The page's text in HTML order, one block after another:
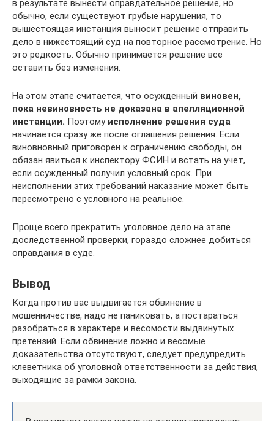
в результате вынести оправдательное решение, но
обычно, если существуют грубые нарушения, то
вышестоящая инстанция выносит решение отправить
дело в нижестоящий суд на повторное рассмотрение. Но
это редкость. Обычно принимается решение все
оставить без изменения.
На этом этапе считается, что осужденный виновен,
пока невиновность не доказана в апелляционной
инстанции. Поэтому исполнение решения суда
начинается сразу же после оглашения решения. Если
виновновный приговорен к ограничению свободы, он
обязан явиться к инспектору ФСИН и встать на учет,
если осужденный получил условный срок. При
неисполнении этих требований наказание может быть
пересмотрено с условного на реальное.
Проще всего прекратить уголовное дело на этапе
доследственной проверки, гораздо сложнее добиться
оправдания в суде.
Вывод
Когда против вас выдвигается обвинение в
мошенничестве, надо не паниковать, а постараться
разобраться в характере и весомости выдвинутых
претензий. Если обвинение ложно и весомые
доказательства отсутствуют, следует предупредить
клеветника об уголовной ответственности за действия,
выходящие за рамки закона.